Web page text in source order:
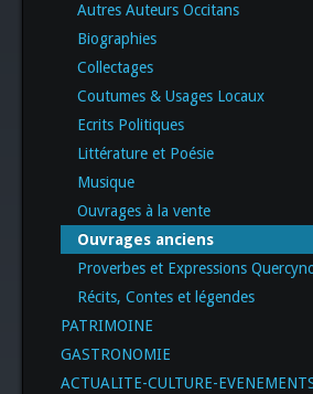
Autres Auteurs Occitans
Biographies
Collectages
Coutumes & Usages Locaux
Ecrits Politiques
Littérature et Poésie
Musique
Ouvrages à la vente
Ouvrages anciens
Proverbes et Expressions
Récits, Contes et légendes
PATRIMOINE
GASTRONOMIE
ACTUALITE-CULTURE-